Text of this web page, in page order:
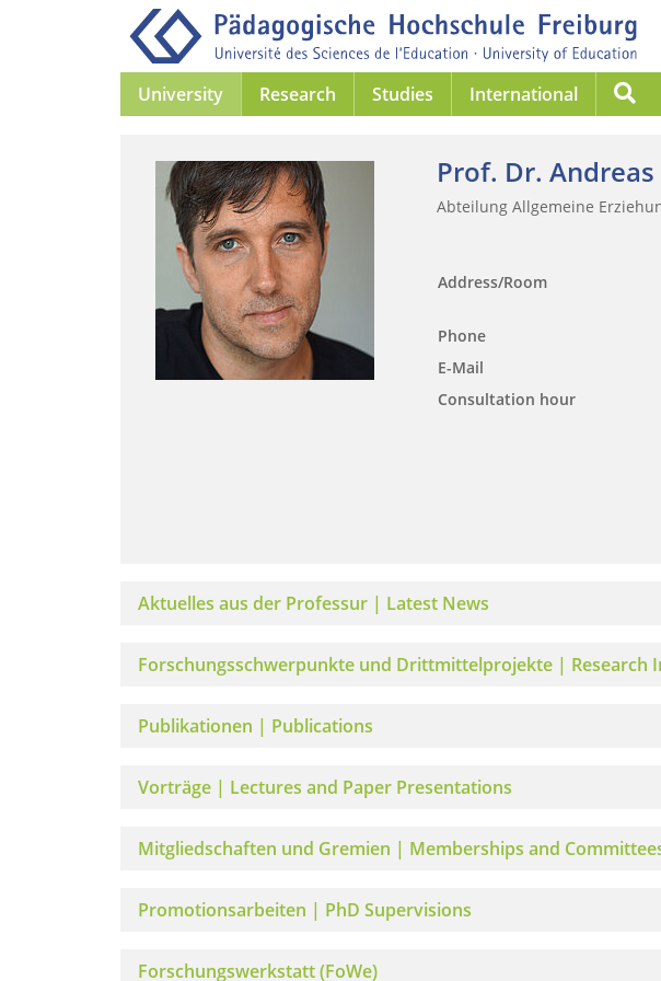
University Research Studies International
Prof. Dr.
Abteilung Allgemeine
Address/Room
Phone
E-Mail
Consultation hour
Aktuelles aus der Professur | Latest News
Forschungsschwerpunkte und Drittmittelprojekte | Research
Publikationen | Publications
Vorträge | Lectures and Paper Presentations
Mitgliedschaften und Gremien | Memberships and
Promotionsarbeiten | PhD Supervisions
Forschungswerkstatt (FoWe)